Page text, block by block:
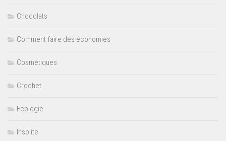
Chocolats
Comment faire des économies
Cosmétiques
Crochet
Ecologie
Insolite